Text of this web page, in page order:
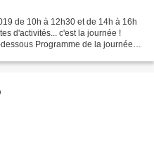
de 10h à 12h30 et de 14h à 16h
d'activités... c'est la journée !
Programme de la journée